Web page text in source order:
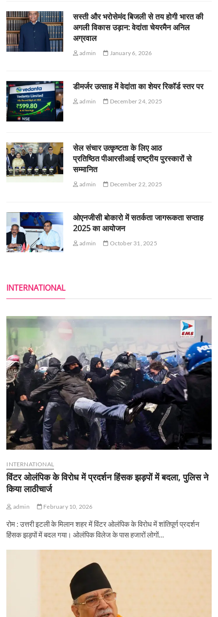
सस्ती और भरोसेमंद बिजली से तय होगी भारत की
अगली विकास उड़ान: वेदांता चेयरमैन अनिल
अग्रवाल
admin January 6, 2026
डीमर्जर उत्साह में वेदांता का शेयर रिकॉर्ड स्तर पर
admin December 24, 2025
सेल संचार उत्कृष्टता के लिए आठ
प्रतिष्ठित पीआरसीआई राष्ट्रीय पुरस्कारों से
सम्मानित
admin December 22, 2025
ओएनजीसी बोकारो में सतर्कता जागरूकता सप्ताह
2025 का आयोजन
admin October 31, 2025
INTERNATIONAL
INTERNATIONAL
विंटर ओलंपिक के विरोध में प्रदर्शन हिंसक झड़पों में बदला, पुलिस ने
किया लाठीचार्ज
admin February 10, 2026
रोम : उत्तरी इटली के मिलान शहर में विंटर ओलंपिक के विरोध में शांतिपूर्ण प्रदर्शन
हिंसक झड़पों में बदल गया। ओलंपिक विलेज के पास हजारों लोगों…